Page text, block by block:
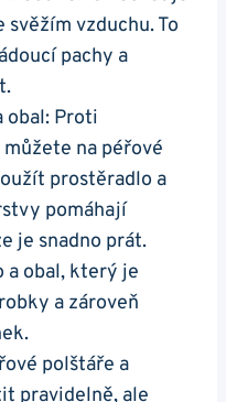
vzduchu. To
pachy a
obal: Proti
na péřové
prostěradlo a
pomáhají
je snadno prát.
a obal, který je
a zároveň
polštáře a
pravidelně, ale